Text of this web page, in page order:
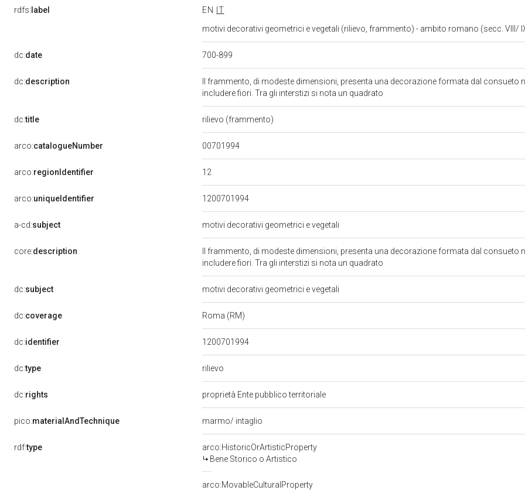
rdfs: label EN
IT
motivi decorativi geometrici e vegetali (rilievo, frammento) - ambito romano (secc. VIII/
dc:date 700-899
dc:description
Il frammento, di modeste dimensioni, presenta una decorazione formata dal consueto
includere fiori. Tra gli interstizi si nota un quadrato
dc:title rilievo (frammento)
arco:catalogueNumber 00701994
arco:regionIdentifier 12
arco:uniqueIdentifier 1200701994
a-cd:subject motivi decorativi geometrici e vegetali
core:description
Il frammento, di modeste dimensioni, presenta una decorazione formata dal consueto
includere fiori. Tra gli interstizi si nota un quadrato
dc:subject motivi decorativi geometrici e vegetali
dc:coverage Roma (RM)
dc:identifier 1200701994
dc:type rilievo
dc:rights proprietà Ente pubblico territoriale
pico:materialAndTechnique marmo/ intaglio
rdf:type
arco:HistoricOrArtisticProperty
Bene Storico o Artistico
arco:MovableCulturalProperty